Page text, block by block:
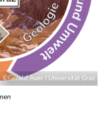
©Gerald Auer / Universität Graz